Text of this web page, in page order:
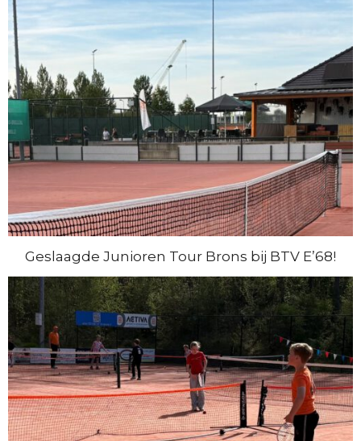
Geslaagde Junioren Tour Brons bij BTV E’68!